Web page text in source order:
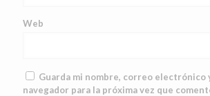
Web
Guarda mi nombre, correo electrónico
navegador para la próxima vez que